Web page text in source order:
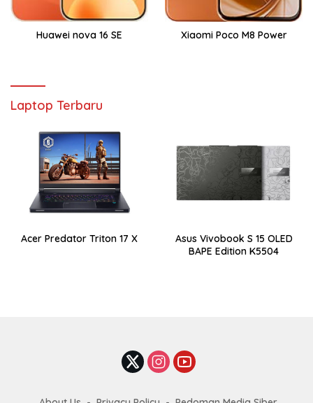
Huawei nova 16 SE Xiaomi Poco M8 Power
Laptop Terbaru
Acer Predator Triton 17 X
Asus Vivobook S 15 OLED
BAPE Edition K5504